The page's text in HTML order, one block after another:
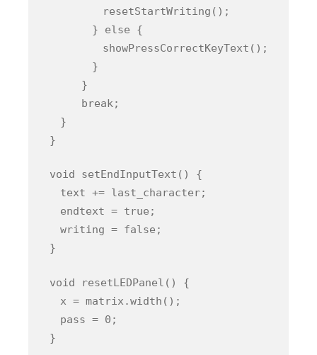
resetStartWriting();
} else {
showPressCorrectKeyText();
}
}
break;
}
}
void setEndInputText() {
text += last_character;
endtext = true;
writing = false;
}
void resetLEDPanel() {
x = matrix.width();
pass = 0;
}